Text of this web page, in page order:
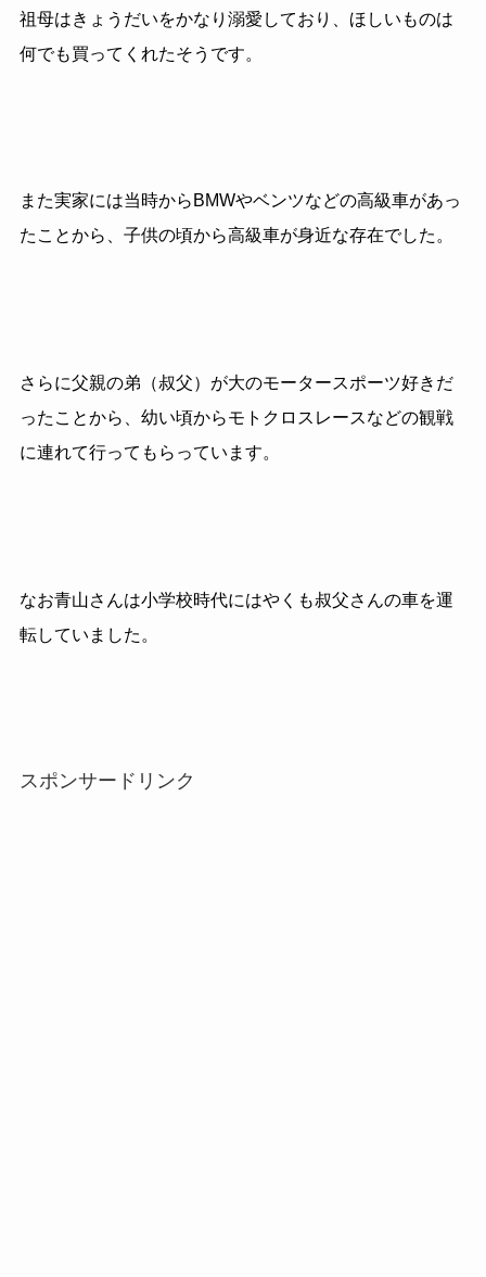
祖母はきょうだいをかなり溺愛しており、ほしいものは
何でも買ってくれたそうです。
また実家には当時からBMWやベンツなどの高級車があっ
たことから、子供の頃から高級車が身近な存在でした。
さらに父親の弟（叔父）が大のモータースポーツ好きだ
ったことから、幼い頃からモトクロスレースなどの観戦
に連れて行ってもらっています。
なお青山さんは小学校時代にはやくも叔父さんの車を運
転していました。
スポンサードリンク